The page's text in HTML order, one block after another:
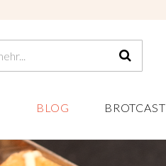
BLOG BROTCAST